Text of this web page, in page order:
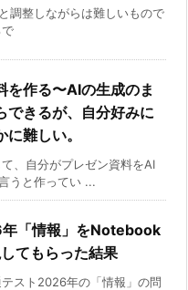
調整しながらは難しいもので
を作る〜AIの生成のま
できるが、自分好みに
難しい。
、自分がプレゼン資料をAI
うと作ってい ...
「情報」をNotebook
てもらった結果
スト2026年の「情報」の問